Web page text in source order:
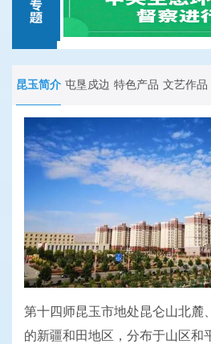
昆玉简介 屯垦戍边 特色产品 文艺作品
第十四师昆玉市地处昆仑山北麓
的新疆和田地区，分布于山区和